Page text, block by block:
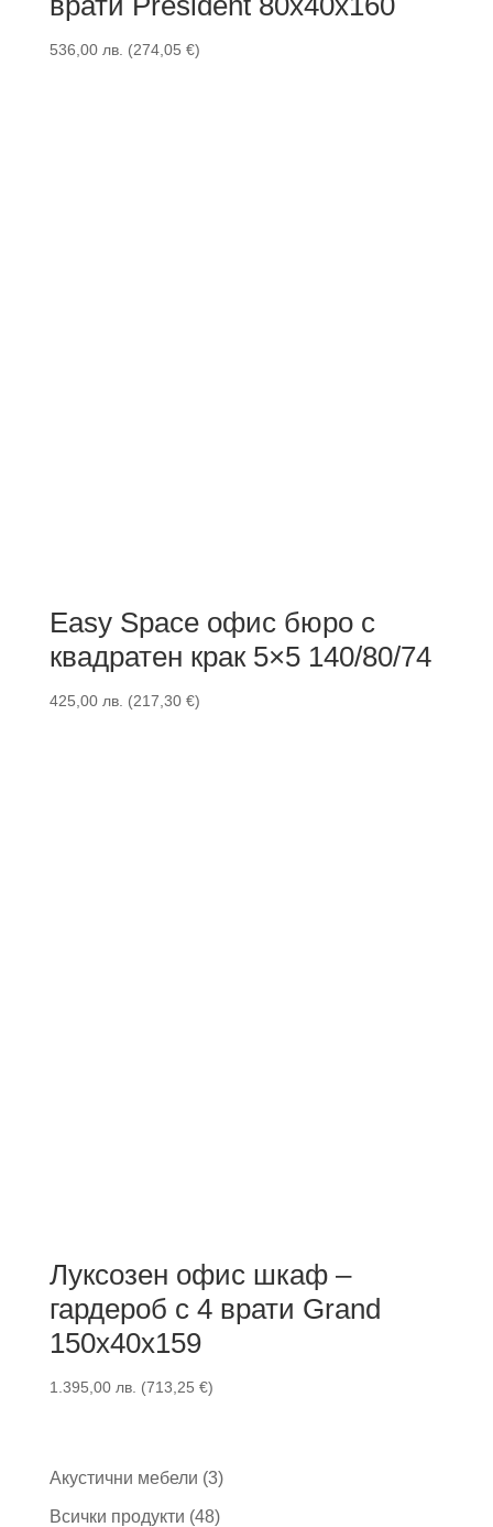
536,00 лв. (274,05 €)
Easy Space офис бюро с
квадратен крак 5×5 140/80/74
425,00 лв. (217,30 €)
Луксозен офис шкаф –
гардероб с 4 врати Grand
150x40x159
1.395,00 лв. (713,25 €)
Акустични мебели 33
продукта
Всички продукти 4848